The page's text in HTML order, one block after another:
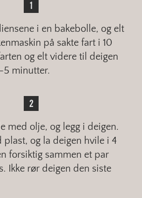
i en bakebolle, og elt
på sakte fart i 10
og elt videre til deigen
5 minutter.
med olje, og legg i deigen.
plast, og la deigen hvile i 4
forsiktig sammen et par
Ikke rør deigen den siste